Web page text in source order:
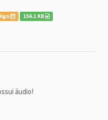
156.1 KB
áudio!